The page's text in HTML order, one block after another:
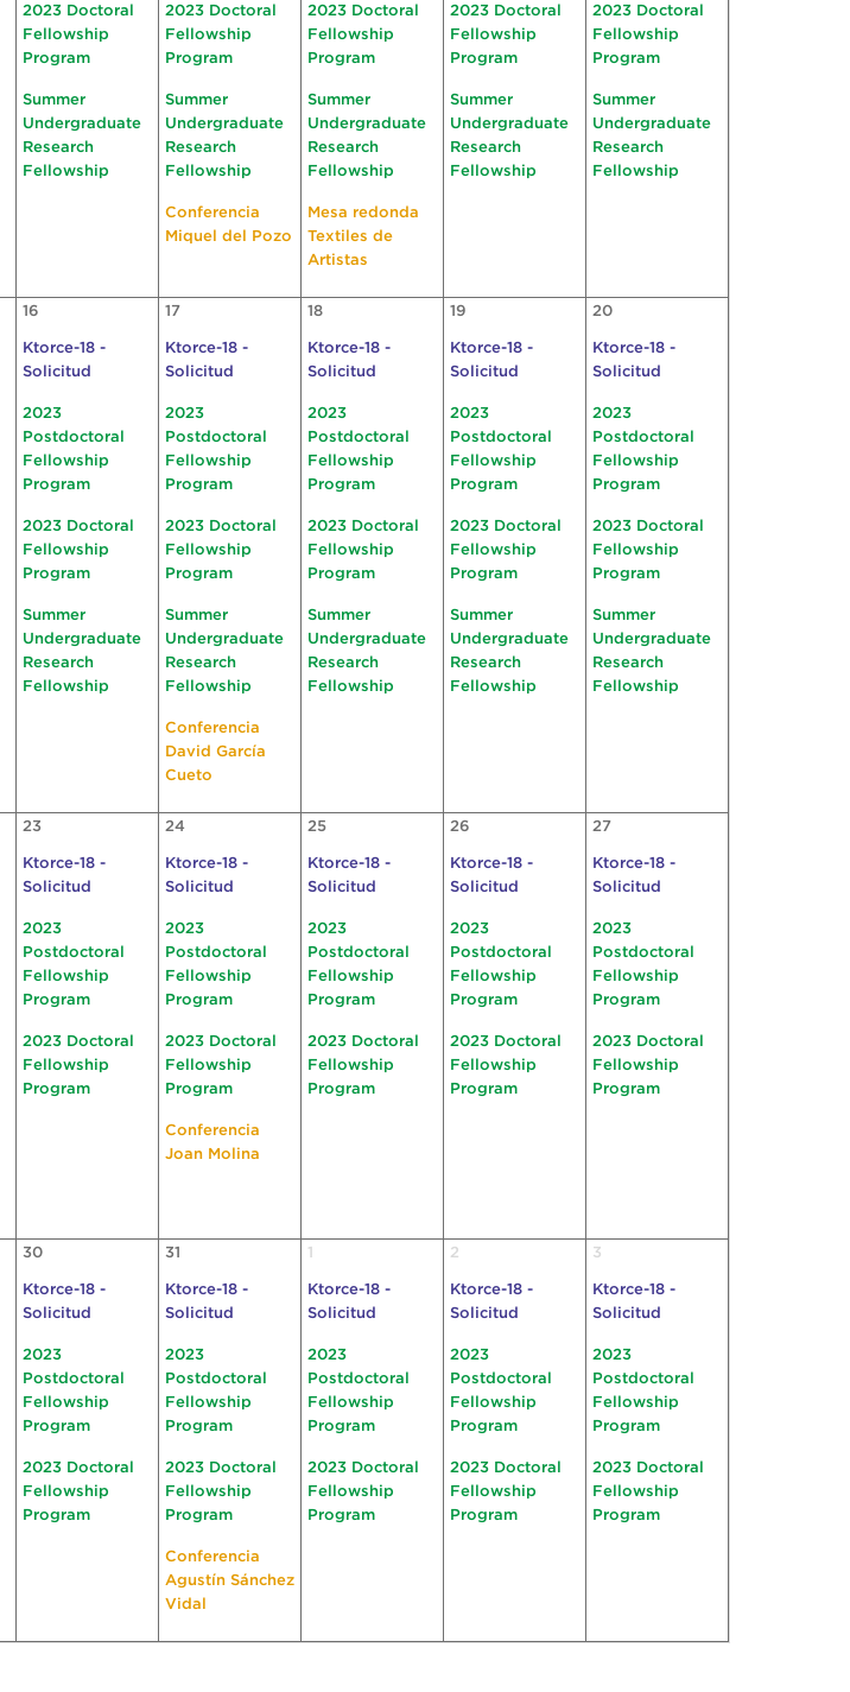
2023 Doctoral
Fellowship
Program
Summer
Undergraduate
Research
Fellowship
2023 Doctoral
Fellowship
Program
Summer
Undergraduate
Research
Fellowship
Conferencia
Miquel del Pozo
2023 Doctoral
Fellowship
Program
Summer
Undergraduate
Research
Fellowship
Mesa redonda
Textiles de
Artistas
2023 Doctoral
Fellowship
Program
Summer
Undergraduate
Research
Fellowship
2023 Doctoral
Fellowship
Program
Summer
Undergraduate
Research
Fellowship
16
Ktorce-18 -
Solicitud
2023
Postdoctoral
Fellowship
Program
2023 Doctoral
Fellowship
Program
Summer
Undergraduate
Research
Fellowship
17
Ktorce-18 -
Solicitud
2023
Postdoctoral
Fellowship
Program
2023 Doctoral
Fellowship
Program
Summer
Undergraduate
Research
Fellowship
Conferencia
David García
Cueto
18
Ktorce-18 -
Solicitud
2023
Postdoctoral
Fellowship
Program
2023 Doctoral
Fellowship
Program
Summer
Undergraduate
Research
Fellowship
19
Ktorce-18 -
Solicitud
2023
Postdoctoral
Fellowship
Program
2023 Doctoral
Fellowship
Program
Summer
Undergraduate
Research
Fellowship
20
Ktorce-18 -
Solicitud
2023
Postdoctoral
Fellowship
Program
2023 Doctoral
Fellowship
Program
Summer
Undergraduate
Research
Fellowship
23
Ktorce-18 -
Solicitud
2023
Postdoctoral
Fellowship
Program
2023 Doctoral
Fellowship
Program
24
Ktorce-18 -
Solicitud
2023
Postdoctoral
Fellowship
Program
2023 Doctoral
Fellowship
Program
Conferencia
Joan Molina
25
Ktorce-18 -
Solicitud
2023
Postdoctoral
Fellowship
Program
2023 Doctoral
Fellowship
Program
26
Ktorce-18 -
Solicitud
2023
Postdoctoral
Fellowship
Program
2023 Doctoral
Fellowship
Program
27
Ktorce-18 -
Solicitud
2023
Postdoctoral
Fellowship
Program
2023 Doctoral
Fellowship
Program
30
Ktorce-18 -
Solicitud
2023
Postdoctoral
Fellowship
Program
2023 Doctoral
Fellowship
Program
31
Ktorce-18 -
Solicitud
2023
Postdoctoral
Fellowship
Program
2023 Doctoral
Fellowship
Program
Conferencia
Agustín Sánchez
Vidal
1
Ktorce-18 -
Solicitud
2023
Postdoctoral
Fellowship
Program
2023 Doctoral
Fellowship
Program
2
Ktorce-18 -
Solicitud
2023
Postdoctoral
Fellowship
Program
2023 Doctoral
Fellowship
Program
3
Ktorce-18 -
Solicitud
2023
Postdoctoral
Fellowship
Program
2023 Doctoral
Fellowship
Program